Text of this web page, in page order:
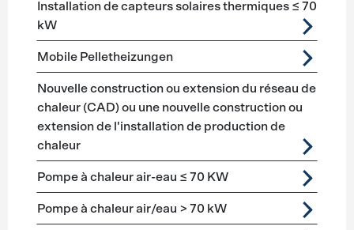
Installation de capteurs solaires thermiques ≤ 70
kW
Mobile Pelletheizungen
Nouvelle construction ou extension du réseau de
chaleur (CAD) ou une nouvelle construction ou
extension de l'installation de production de
chaleur
Pompe à chaleur air-eau ≤ 70 KW
Pompe à chaleur air/eau > 70 kW